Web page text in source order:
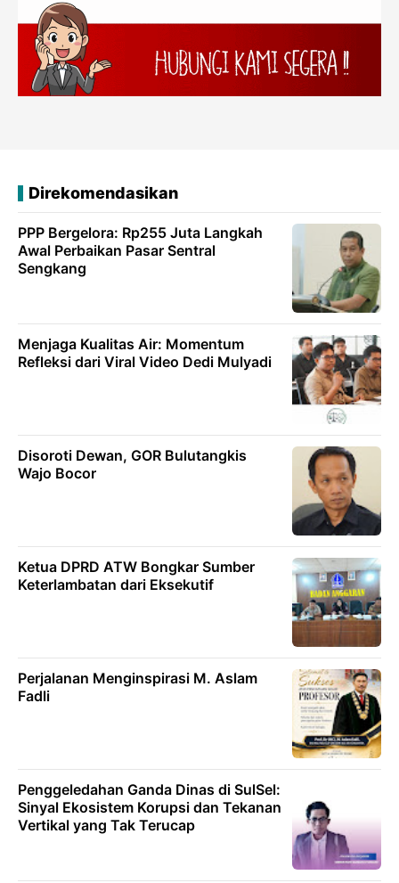
Direkomendasikan
PPP Bergelora: Rp255 Juta Langkah
Awal Perbaikan Pasar Sentral
Sengkang
Menjaga Kualitas Air: Momentum
Refleksi dari Viral Video Dedi Mulyadi
Disoroti Dewan, GOR Bulutangkis
Wajo Bocor
Ketua DPRD ATW Bongkar Sumber
Keterlambatan dari Eksekutif
Perjalanan Menginspirasi M. Aslam
Fadli
Penggeledahan Ganda Dinas di SulSel:
Sinyal Ekosistem Korupsi dan Tekanan
Vertikal yang Tak Terucap